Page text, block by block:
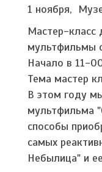
1 ноября,
Мастер-класс
мультфильмы
Начало в 11-
Тема мастер
В этом году
мультфильма
способы
самых
Небылица" и